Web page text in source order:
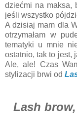
dziećmi na maksa,
jeśli wszystko
A dzisiaj mam dla
otrzymałam w
tematyki u mnie
ostatnio, tak to jest,
Ale, ale! Czas
stylizacji brwi od
Lash